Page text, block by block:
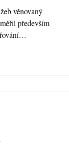
věnovaný
především